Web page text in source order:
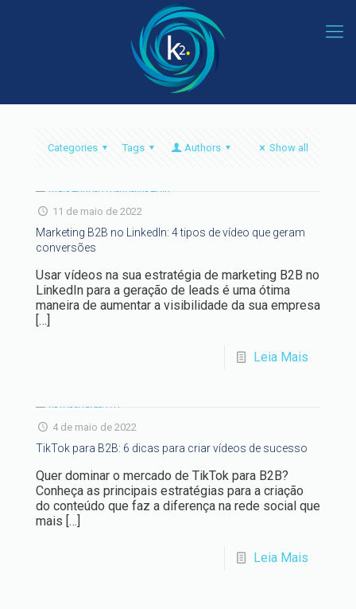
Categories Tags Authors Show all
11 de maio de 2022
Marketing B2B no LinkedIn: 4 tipos de vídeo que geram
conversões
Usar vídeos na sua estratégia de marketing B2B no
LinkedIn para a geração de leads é uma ótima
maneira de aumentar a visibilidade da sua empresa
[…]
Leia Mais
4 de maio de 2022
TikTok para B2B: 6 dicas para criar vídeos de sucesso
Quer dominar o mercado de TikTok para B2B?
Conheça as principais estratégias para a criação
do conteúdo que faz a diferença na rede social que
mais […]
Leia Mais